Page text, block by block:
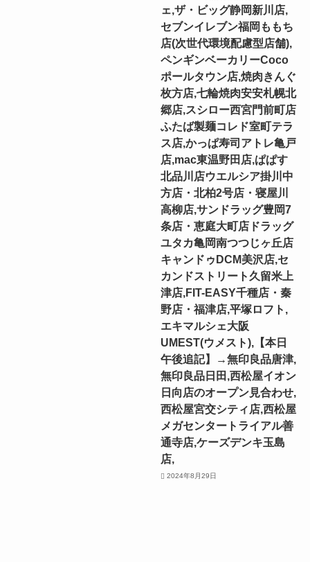
ェ,ザ・ビッグ静岡新川店,
セブンイレブン福岡ももち
店(次世代環境配慮型店舗),
ペンギンベーカリーCoco
ポールタウン店,焼肉きんぐ
枚方店,七輪焼肉安安札幌北
郷店,スシロー西宮門前町店
ふたば製麺コレド室町テラ
ス店,かっぱ寿司アトレ亀戸
店,mac東温野田店,ぱぱす
北品川店ウエルシア掛川中
方店・北柏2号店・寝屋川
高柳店,サンドラッグ豊岡7
条店・恵庭大町店ドラッグ
ユタカ亀岡南つつじヶ丘店
キャンドゥDCM美沢店,セ
カンドストリート久留米上
津店,FIT-EASY千種店・秦
野店・福津店,平塚ロフト,
エキマルシェ大阪
UMEST(ウメスト),【本日
午後追記】→無印良品唐津,
無印良品日田,西松屋イオン
日向店のオープン見合わせ,
西松屋宮交シティ店,西松屋
メガセンタートライアル善
通寺店,ケーズデンキ玉島
店,
2024年8月29日